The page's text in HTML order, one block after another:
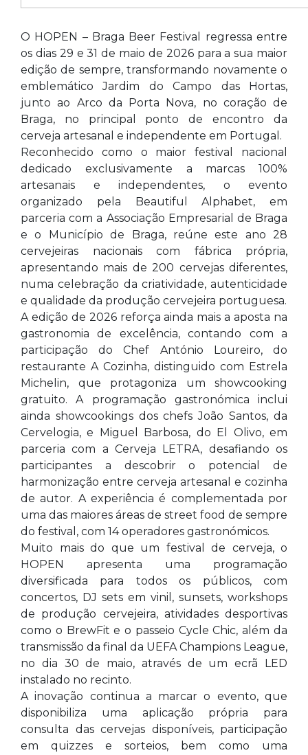
O HOPEN – Braga Beer Festival regressa entre
os dias 29 e 31 de maio de 2026 para a sua maior
edição de sempre, transformando novamente o
emblemático Jardim do Campo das Hortas,
junto ao Arco da Porta Nova, no coração de
Braga, no principal ponto de encontro da
cerveja artesanal e independente em Portugal.
Reconhecido como o maior festival nacional
dedicado exclusivamente a marcas 100%
artesanais e independentes, o evento
organizado pela Beautiful Alphabet, em
parceria com a Associação Empresarial de Braga
e o Município de Braga, reúne este ano 28
cervejeiras nacionais com fábrica própria,
apresentando mais de 200 cervejas diferentes,
numa celebração da criatividade, autenticidade
e qualidade da produção cervejeira portuguesa.
A edição de 2026 reforça ainda mais a aposta na
gastronomia de excelência, contando com a
participação do Chef António Loureiro, do
restaurante A Cozinha, distinguido com Estrela
Michelin, que protagoniza um showcooking
gratuito. A programação gastronómica inclui
ainda showcookings dos chefs João Santos, da
Cervelogia, e Miguel Barbosa, do El Olivo, em
parceria com a Cerveja LETRA, desafiando os
participantes a descobrir o potencial de
harmonização entre cerveja artesanal e cozinha
de autor. A experiência é complementada por
uma das maiores áreas de street food de sempre
do festival, com 14 operadores gastronómicos.
Muito mais do que um festival de cerveja, o
HOPEN apresenta uma programação
diversificada para todos os públicos, com
concertos, DJ sets em vinil, sunsets, workshops
de produção cervejeira, atividades desportivas
como o BrewFit e o passeio Cycle Chic, além da
transmissão da final da UEFA Champions League,
no dia 30 de maio, através de um ecrã LED
instalado no recinto.
A inovação continua a marcar o evento, que
disponibiliza uma aplicação própria para
consulta das cervejas disponíveis, participação
em quizzes e sorteios, bem como uma